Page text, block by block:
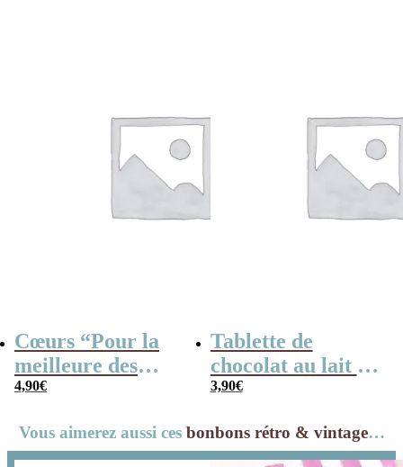
Cœurs “Pour la
meilleure des
mamans” au
rouge et blanc x4
4,90€
Tablette de
chocolat au lait –
“Maman, je
chocolat”
3,90€
Vous aimerez aussi ces bonbons rétro & vintage…